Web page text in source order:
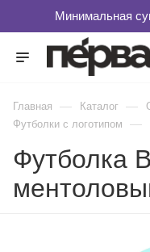
Главная — Каталог —
Футболки с логотипом —
Футболка